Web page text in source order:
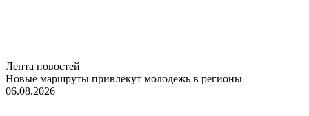
Лента новостей
Новые маршруты привлекут молодежь в регионы
06.08.2026